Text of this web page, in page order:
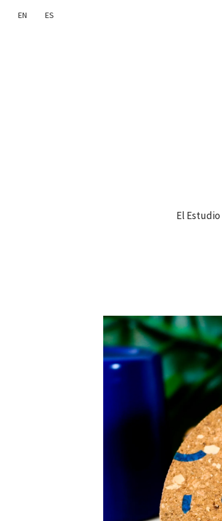
EN
ES
El Estudio